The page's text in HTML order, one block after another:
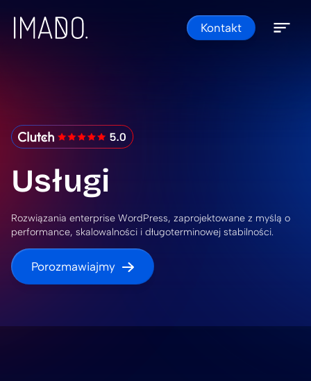
Kontakt
IMADO Reviews
Usługi
Rozwiązania enterprise WordPress, zaprojektowane z myślą o
performance, skalowalności i długoterminowej stabilności.
Porozmawiajmy